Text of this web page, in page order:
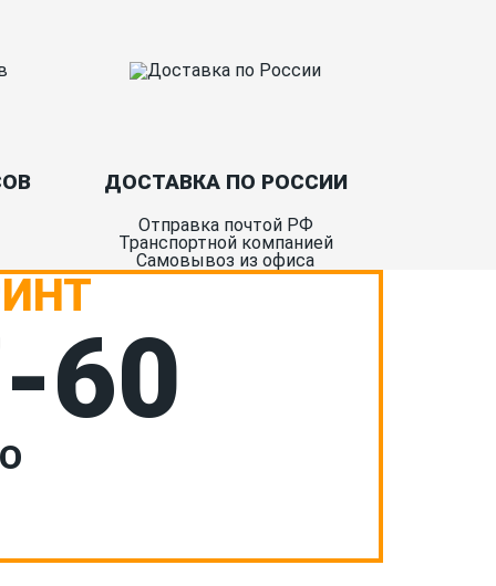
ДОСТАВКА ПО РОССИИ
Отправка почтой РФ
Транспортной компанией
Самовывоз из офиса
60